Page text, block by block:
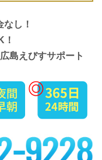
し！
島えびすサポート